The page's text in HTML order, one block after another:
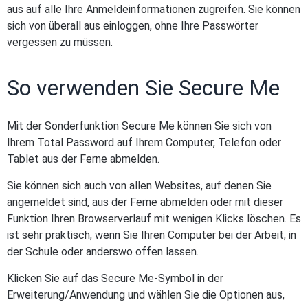
aus auf alle Ihre Anmeldeinformationen zugreifen. Sie können
sich von überall aus einloggen, ohne Ihre Passwörter
vergessen zu müssen.
So verwenden Sie Secure Me
Mit der Sonderfunktion Secure Me können Sie sich von
Ihrem Total Password auf Ihrem Computer, Telefon oder
Tablet aus der Ferne abmelden.
Sie können sich auch von allen Websites, auf denen Sie
angemeldet sind, aus der Ferne abmelden oder mit dieser
Funktion Ihren Browserverlauf mit wenigen Klicks löschen. Es
ist sehr praktisch, wenn Sie Ihren Computer bei der Arbeit, in
der Schule oder anderswo offen lassen.
Klicken Sie auf das Secure Me-Symbol in der
Erweiterung/Anwendung und wählen Sie die Optionen aus,